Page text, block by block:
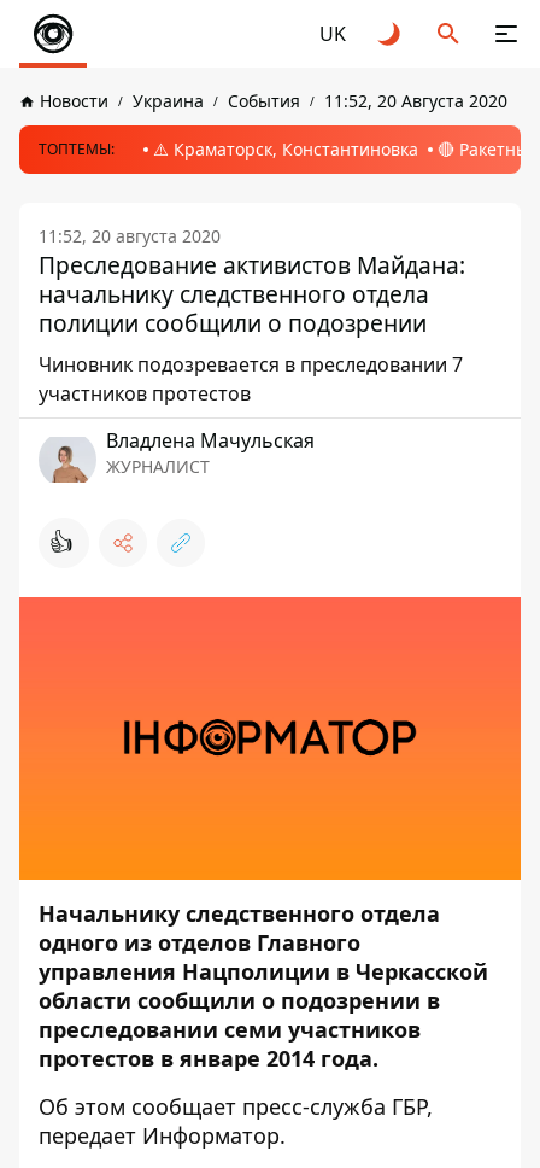
UK
Новости Украина События 11:52, 20 Августа 2020
ТОПТЕМЫ: ⚠️ Краматорск, Константиновка 🔴
11:52, 20 августа 2020
Преследование активистов Майдана:
начальнику следственного отдела
полиции сообщили о подозрении
Чиновник подозревается в преследовании 7
участников протестов
Владлена Мачульская
ЖУРНАЛИСТ
👍
Начальнику следственного отдела
одного из отделов Главного
управления Нацполиции в Черкасской
области сообщили о подозрении в
преследовании семи участников
протестов в январе 2014 года.
Об этом сообщает пресс-служба ГБР,
передает Информатор.